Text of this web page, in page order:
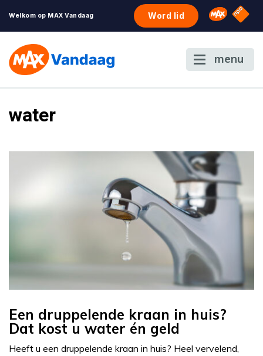
Welkom op MAX Vandaag Word lid Omroep
NPO
menu
water
Een druppelende kraan in huis?
Dat kost u water én geld
Heeft u een druppelende kraan in huis? Heel vervelend,